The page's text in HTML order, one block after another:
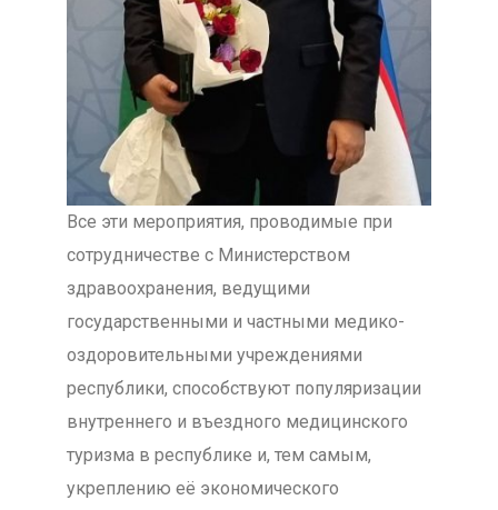
Все эти мероприятия, проводимые при
сотрудничестве с Министерством
здравоохранения, ведущими
государственными и частными медико-
оздоровительными учреждениями
республики, способствуют популяризации
внутреннего и въездного медицинского
туризма в республике и, тем самым,
укреплению её экономического